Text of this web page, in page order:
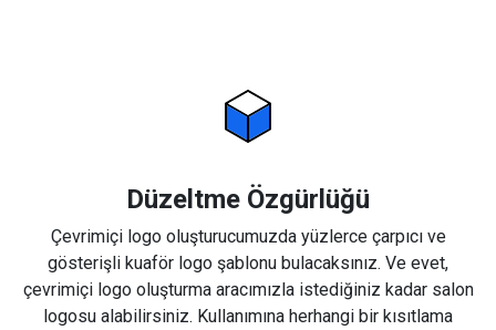
Düzeltme Özgürlüğü
Çevrimiçi logo oluşturucumuzda yüzlerce çarpıcı ve
gösterişli kuaför logo şablonu bulacaksınız. Ve evet,
çevrimiçi logo oluşturma aracımızla istediğiniz kadar salon
logosu alabilirsiniz. Kullanımına herhangi bir kısıtlama